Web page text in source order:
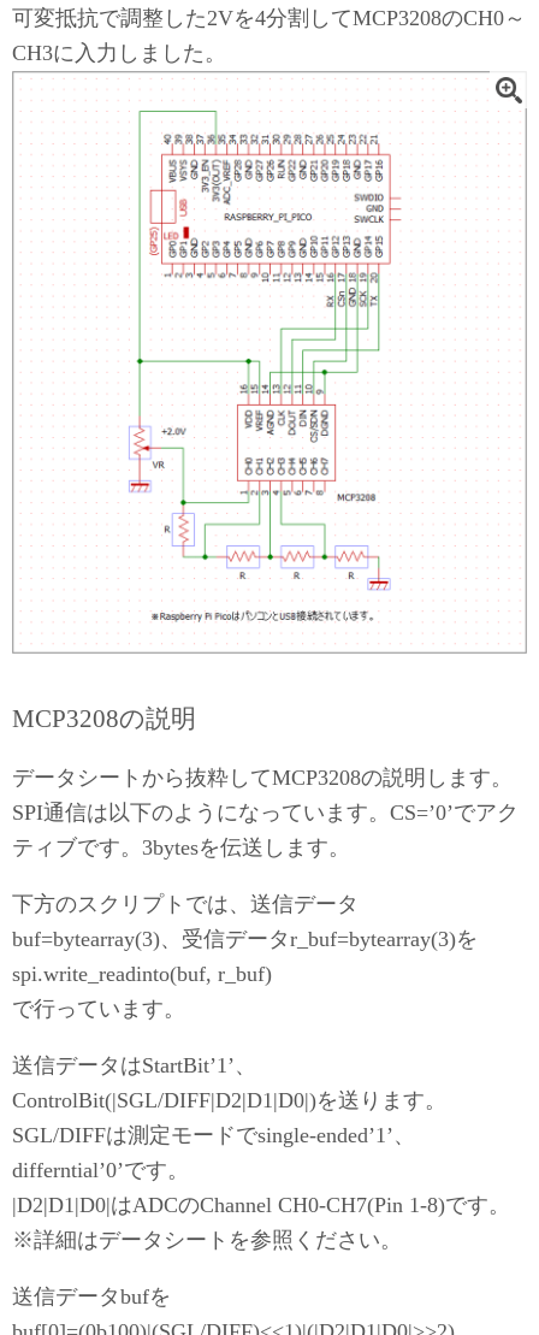
可変抵抗で調整した2Vを4分割してMCP3208のCH0～
CH3に入力しました。
MCP3208の説明
データシートから抜粋してMCP3208の説明します。
SPI通信は以下のようになっています。CS=’0’でアク
ティブです。3bytesを伝送します。
下方のスクリプトでは、送信データ
buf=bytearray(3)、受信データr_buf=bytearray(3)を
spi.write_readinto(buf, r_buf)
で行っています。
送信データはStartBit’1’、
ControlBit(|SGL/DIFF|D2|D1|D0|)を送ります。
SGL/DIFFは測定モードでsingle-ended’1’、
differntial’0’です。
|D2|D1|D0|はADCのChannel CH0-CH7(Pin 1-8)です。
※詳細はデータシートを参照ください。
送信データbufを